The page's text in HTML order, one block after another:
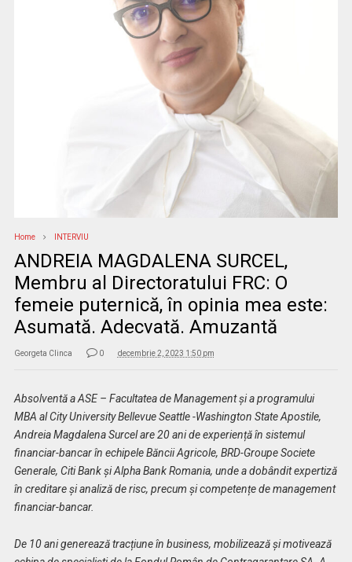
Home INTERVIU
ANDREIA MAGDALENA SURCEL,
Membru al Directoratului FRC: O
femeie puternică, în opinia mea este:
Asumată. Adecvată. Amuzantă
Georgeta Clinca 0 decembrie 2, 2023 1:50 pm
Absolventă a ASE – Facultatea de Management și a programului
MBA al City University Bellevue Seattle -Washington State Apostile,
Andreia Magdalena Surcel are 20 ani de experiență în sistemul
financiar-bancar în echipele Băncii Agricole, BRD-Groupe Societe
Generale, Citi Bank și Alpha Bank Romania, unde a dobândit expertiză
în creditare și analiză de risc, precum și competențe de management
financiar-bancar.
De 10 ani generează tracțiune în business, mobilizează și motivează